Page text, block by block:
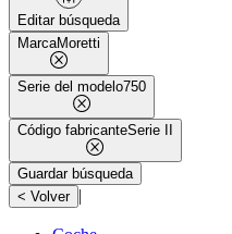
Editar búsqueda
MarcaMoretti
Serie del modelo750
Código fabricanteSerie II
Guardar búsqueda
< Volver |